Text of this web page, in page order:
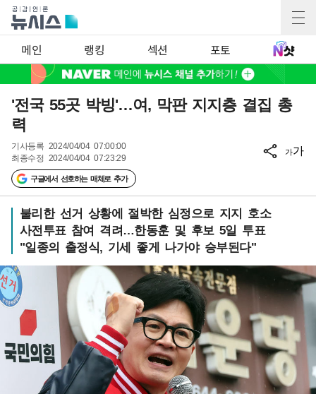
메인 랭킹 섹션 포토
'전국 55곳 박빙'…여, 막판 지지층 결집 총
력
기사등록 2024/04/04 07:00:00
최종수정 2024/04/04 07:23:29
구글에서 선호하는 매체로 추가
가가
불리한 선거 상황에 절박한 심정으로 지지 호소
사전투표 참여 격려…한동훈 및 후보 5일 투표
"일종의 출정식, 기세 좋게 나가야 승부된다"